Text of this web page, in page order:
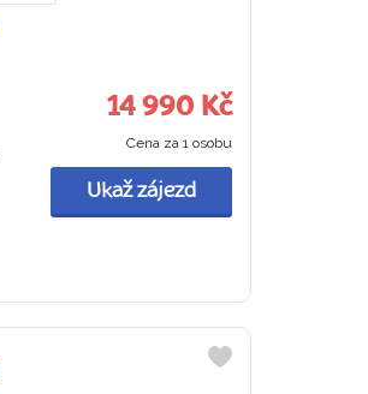
14 990 Kč
Cena za 1 osobu
Ukaž zájezd